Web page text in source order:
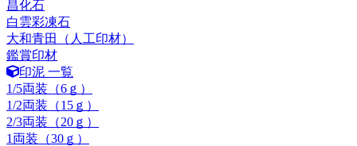
昌化石
白雲彩凍石
大和青田（人工印材）
鑑賞印材
印泥 一覧
1/5両装（6ｇ）
1/2両装（15ｇ）
2/3両装（20ｇ）
1両装（30ｇ）